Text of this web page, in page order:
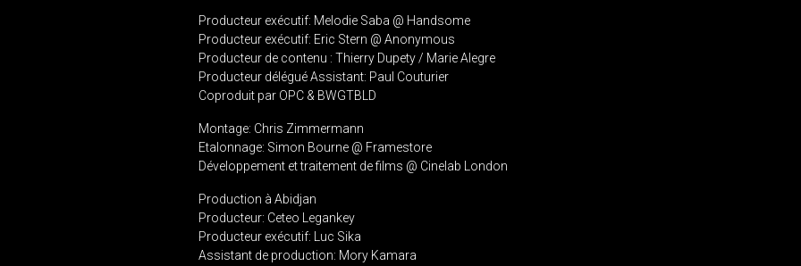
Producteur exécutif: Melodie Saba @ Handsome
Producteur exécutif: Eric Stern @ Anonymous
Producteur de contenu : Thierry Dupety / Marie Alegre
Producteur délégué Assistant: Paul Couturier
Coproduit par OPC & BWGTBLD
Montage: Chris Zimmermann
Etalonnage: Simon Bourne @ Framestore
Développement et traitement de films @ Cinelab London
Production à Abidjan
Producteur: Ceteo Legankey
Producteur exécutif: Luc Sika
Assistant de production: Mory Kamara